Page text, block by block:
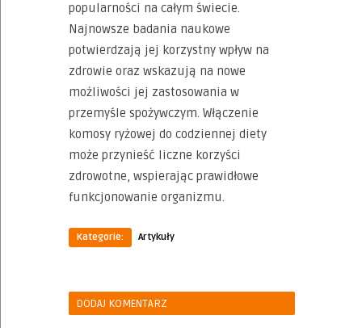
popularności na całym świecie.
Najnowsze badania naukowe
potwierdzają jej korzystny wpływ na
zdrowie oraz wskazują na nowe
możliwości jej zastosowania w
przemyśle spożywczym. Włączenie
komosy ryżowej do codziennej diety
może przynieść liczne korzyści
zdrowotne, wspierając prawidłowe
funkcjonowanie organizmu.
Kategorie: Artykuły
DODAJ KOMENTARZ